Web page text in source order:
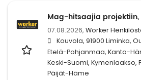
Mag-hitsaajia
07.08.2026, Worker
Kouvola, 91900 Liminka,
Etelä-Pohjanmaa, Kanta-
Keski-Suomi, Kymenlaakso,
Päijät-Häme